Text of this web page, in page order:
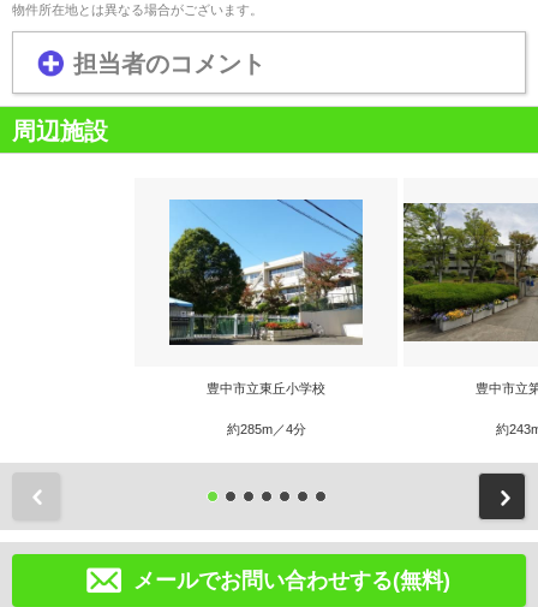
物件所在地とは異なる場合がございます。
担当者のコメント
周辺施設
豊中市立東丘小学校
約285m／4分
豊中市立
約
メールでお問い合わせする(無料)